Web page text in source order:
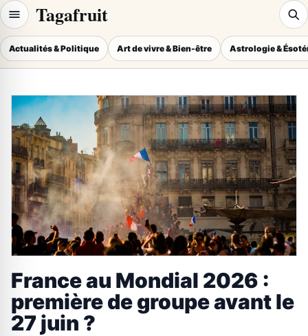
Tagafruit
Actualités & Politique Art de vivre & Bien-être Astrologie &
France au Mondial 2026 :
première de groupe avant le
27 juin ?